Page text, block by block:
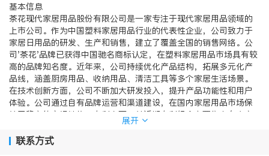
基本信息
茶花现代家居用品股份有限公司是一家专注于现代家居用品领域的
上市公司。作为中国塑料家居用品行业的代表性企业，公司致力于
家居日用品的研发、生产和销售，建立了覆盖全国的销售网络。公
司'茶花'品牌已获得中国驰名商标认定，在塑料家居用品市场具有较
高的品牌知名度。近年来，公司持续优化产品结构，拓展多元化产
品线，涵盖厨房用品、收纳用品、清洁工具等多个家居生活场景。
在技术创新方面，公司不断加大研发投入，提升产品功能性和用户
体验。公司通过自有品牌运营和渠道建设，在国内家居用品市场保
持了稳定的市场地位。专利方面，其近期专利组合主要集中在真空
压缩袋、水杯设计及家居收纳产品等领域，尤其在单手操作杯具和
抗撕裂包装技术上具备核心优势。投资方面，作为产业布局平台，
展开
联系方式